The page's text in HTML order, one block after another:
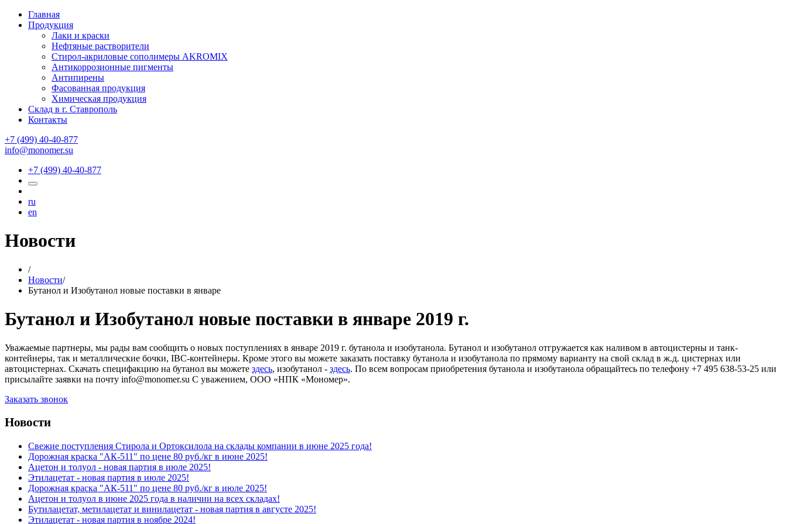
Главная
Продукция
Лаки и краски
Нефтяные растворители
Стирол-акриловые сополимеры AKROMIX
Антикоррозионные пигменты
Антипирены
Фасованная продукция
Химическая продукция
Склад в г. Ставрополь
Контакты
+7 (499) 40-40-877
info@monomer.su
+7 (499) 40-40-877
ru
en
Новости
/
Новости/
Бутанол и Изобутанол новые поставки в январе
Бутанол и Изобутанол новые поставки в январе 2019 г.
Уважаемые партнеры, мы рады вам сообщить о новых поступлениях в январе 2019 г. бутанола и изобутанола. Бутанол и изобутанол отгружается как наливом в автоцистерны и танк-
контейнеры, так и металлические бочки, IBC-контейнеры. Кроме этого вы можете заказать поставку бутанола и изобутанола по прямому варианту на свой склад в ж.д. цистернах или
автоцистернах. Скачать специфакцию на бутанол вы можете здесь, изобутанол - здесь. По всем вопросам приобретения бутанола и изобутанола обращайтесь по телефону +7 495 638-53-25 или
присылайте заявки на почту info@monomer.su С уважением, ООО «НПК «Мономер».
Заказать звонок
Новости
Свежие поступления Стирола и Ортоксилола на склады компании в июне 2025 года!
Дорожная краска "АК-511" по цене 80 руб./кг в июне 2025!
Ацетон и толуол - новая партия в июле 2025!
Этилацетат - новая партия в июле 2025!
Дорожная краска "АК-511" по цене 80 руб./кг в июле 2025!
Ацетон и толуол в июне 2025 года в наличии на всех складах!
Бутилацетат, метилацетат и винилацетат - новая партия в августе 2025!
Этилацетат - новая партия в ноябре 2024!